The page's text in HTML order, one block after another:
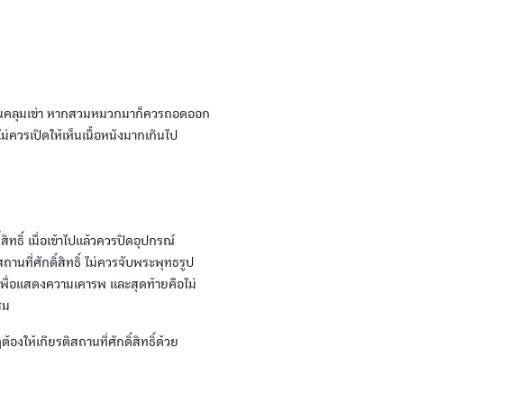
ลุมเข่า หากสวมหมวกมาก็ควรถอดออก
ควรเปิดให้เห็นเนื้อหนังมากเกินไป
ทธิ์ เมื่อเข้าไปแล้วควรปิดอุปกรณ์
ถานที่ศักดิ์สิทธิ์ ไม่ควรจับพระพุทธรูป
แสดงความเคารพ และสุดท้ายคือไม่
ต้องให้เกียรติสถานที่ศักดิ์สิทธิ์ด้วย